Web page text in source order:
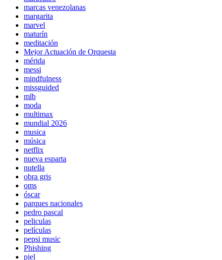
marcas venezolanas
margarita
marvel
maturín
meditación
Mejor Actuación de Orquesta
mérida
messi
mindfulness
missguided
mlb
moda
multimax
mundial 2026
musica
música
netflix
nueva esparta
nutella
obra gris
oms
óscar
parques nacionales
pedro pascal
peliculas
películas
pepsi music
Phishing
piel